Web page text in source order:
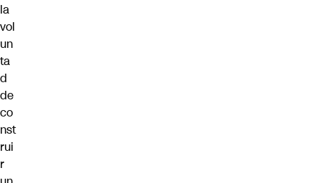
la
vol
un
ta
d
de
co
nst
rui
r